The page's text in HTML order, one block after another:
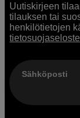
Uutiskirjeen
tilauksen tai
henkilötietojen
Sähköposti